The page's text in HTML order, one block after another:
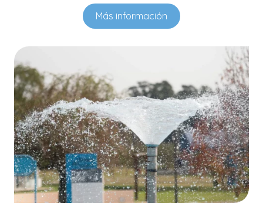
Más información